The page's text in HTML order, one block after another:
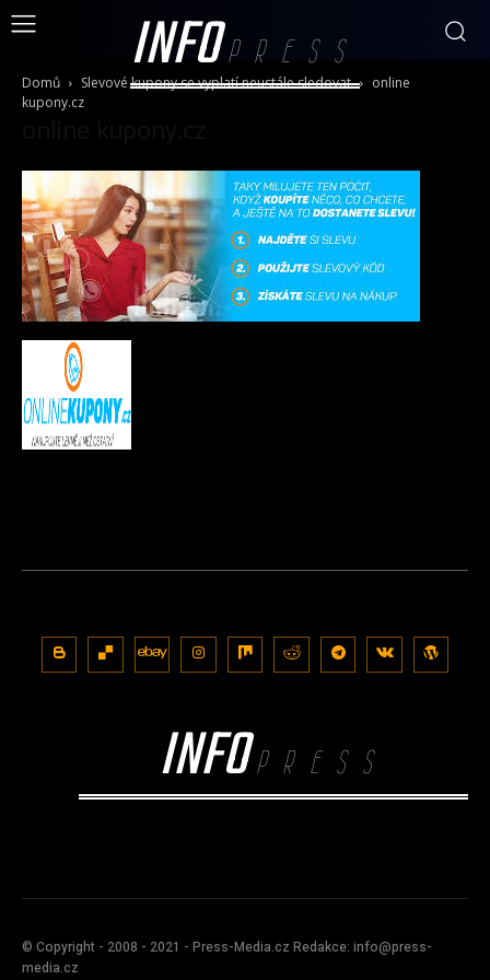
INFO PRESS
Domů Slevové kupony se vyplatí neustále sledovat
online
kupony.cz
INFO PRESS
© Copyright - 2008 - 2021 - Press-Media.cz Redakce: info@press-
media.cz